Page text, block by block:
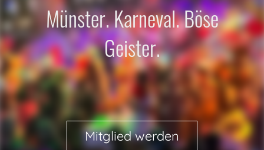
Münster. Karneval. Böse
Geister.
Mitglied werden